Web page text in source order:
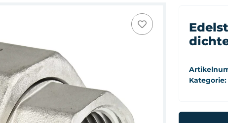
Kategorie: